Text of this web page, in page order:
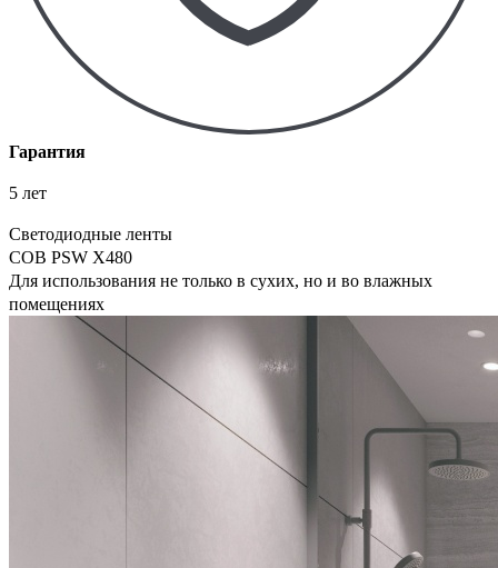
Гарантия
5 лет
Светодиодные ленты
COB PSW X480
Для использования не только в сухих, но и во влажных
помещениях